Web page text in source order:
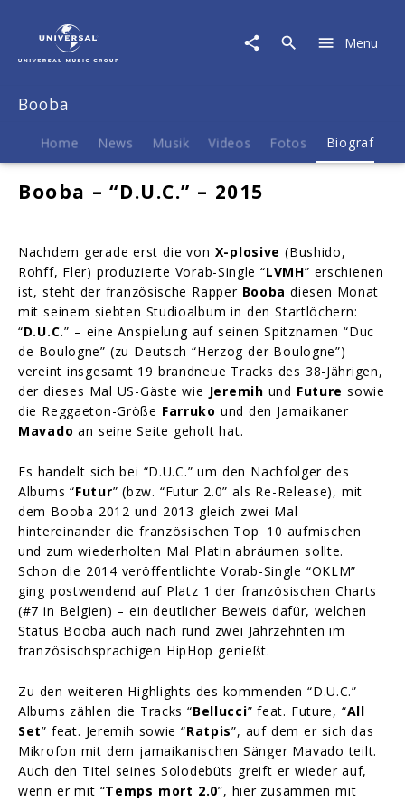
Biografie
Menu
Booba
Home News Musik Videos Fotos Biografie
Booba – “D.U.C.” – 2015
Nachdem gerade erst die von X-plosive (Bushido,
Rohff, Fler) produzierte Vorab-Single “LVMH” erschienen
ist, steht der französische Rapper Booba diesen Monat
mit seinem siebten Studioalbum in den Startlöchern:
“D.U.C.” – eine Anspielung auf seinen Spitznamen “Duc
de Boulogne” (zu Deutsch “Herzog der Boulogne”) –
vereint insgesamt 19 brandneue Tracks des 38-Jährigen,
der dieses Mal US-Gäste wie Jeremih und Future sowie
die Reggaeton-Größe Farruko und den Jamaikaner
Mavado an seine Seite geholt hat.
Es handelt sich bei “D.U.C.” um den Nachfolger des
Albums “Futur” (bzw. “Futur 2.0” als Re-Release), mit
dem Booba 2012 und 2013 gleich zwei Mal
hintereinander die französischen Top−10 aufmischen
und zum wiederholten Mal Platin abräumen sollte.
Schon die 2014 veröffentlichte Vorab-Single “OKLM”
ging postwendend auf Platz 1 der französischen Charts
(#7 in Belgien) – ein deutlicher Beweis dafür, welchen
Status Booba auch nach rund zwei Jahrzehnten im
französischsprachigen HipHop genießt.
Zu den weiteren Highlights des kommenden “D.U.C.”-
Albums zählen die Tracks “Bellucci” feat. Future, “All
Set” feat. Jeremih sowie “Ratpis”, auf dem er sich das
Mikrofon mit dem jamaikanischen Sänger Mavado teilt.
Auch den Titel seines Solodebüts greift er wieder auf,
wenn er mit “Temps mort 2.0”, hier zusammen mit